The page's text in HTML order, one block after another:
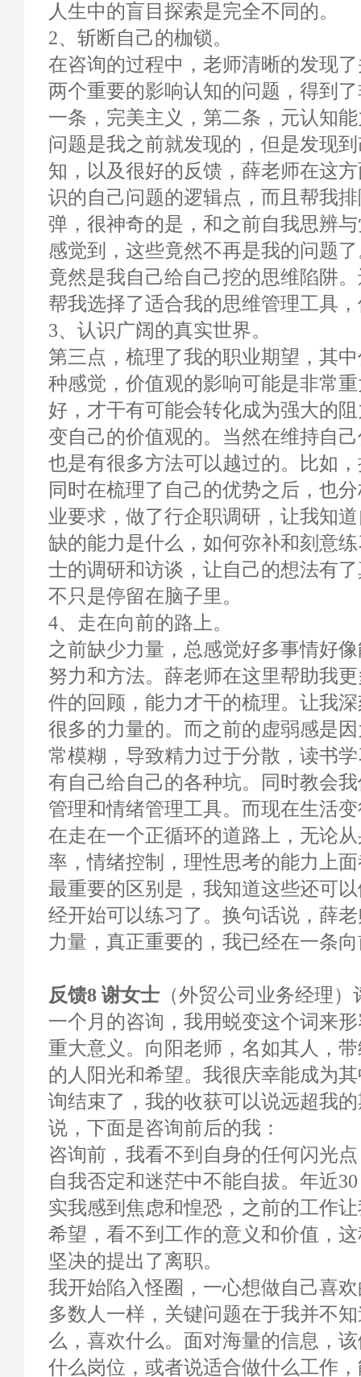
人生中的盲目探索是完全不同的。
2、斩断自己的枷锁。
在咨询的过程中，老师清晰的发现
两个重要的影响认知的问题，得到
一条，完美主义，第二条，元认知
问题是我之前就发现的，但是发现
知，以及很好的反馈，薛老师在这
识的自己问题的逻辑点，而且帮我
弹，很神奇的是，和之前自我思辨
感觉到，这些竟然不再是我的问题
竟然是我自己给自己挖的思维陷阱
帮我选择了适合我的思维管理工具
3、认识广阔的真实世界。
第三点，梳理了我的职业期望，其
种感觉，价值观的影响可能是非常
好，才干有可能会转化成为强大的
变自己的价值观的。当然在维持自
也是有很多方法可以越过的。比如
同时在梳理了自己的优势之后，也
业要求，做了行企职调研，让我知
缺的能力是什么，如何弥补和刻意
士的调研和访谈，让自己的想法有
不只是停留在脑子里。
4、走在向前的路上。
之前缺少力量，总感觉好多事情好
努力和方法。薛老师在这里帮助我
件的回顾，能力才干的梳理。让我
很多的力量的。而之前的虚弱感是
常模糊，导致精力过于分散，读书
有自己给自己的各种坑。同时教会
管理和情绪管理工具。而现在生活
在走在一个正循环的道路上，无论
率，情绪控制，理性思考的能力上
最重要的区别是，我知道这些还可
经开始可以练习了。换句话说，薛
力量，真正重要的，我已经在一条
反馈8 谢女士 （外贸公司业务经理）
一个月的咨询，我用蜕变这个词来
重大意义。向阳老师，名如其人，
的人阳光和希望。我很庆幸能成为
询结束了，我的收获可以说远超我
说，下面是咨询前后的我：
咨询前，我看不到自身的任何闪光
自我否定和迷茫中不能自拔。年近
实我感到焦虑和惶恐，之前的工作
希望，看不到工作的意义和价值，
坚决的提出了离职。
我开始陷入怪圈，一心想做自己喜
多数人一样，关键问题在于我并不
么，喜欢什么。面对海量的信息，
什么岗位，或者说适合做什么工作